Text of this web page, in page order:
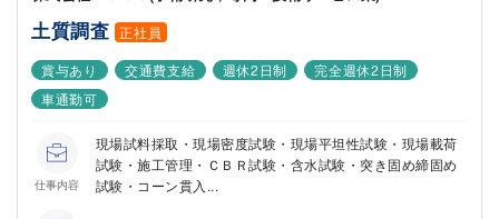
土質調査 正社員
賞与あり
交通費支給 週休2日制
完全週休2日制
車通勤可
仕事内容
現場試料採取・現場密度試験・現場平坦性試験・現場載荷
試験・施工管理・ＣＢＲ試験・含水試験・突き固め締固め
試験・コーン貫入...